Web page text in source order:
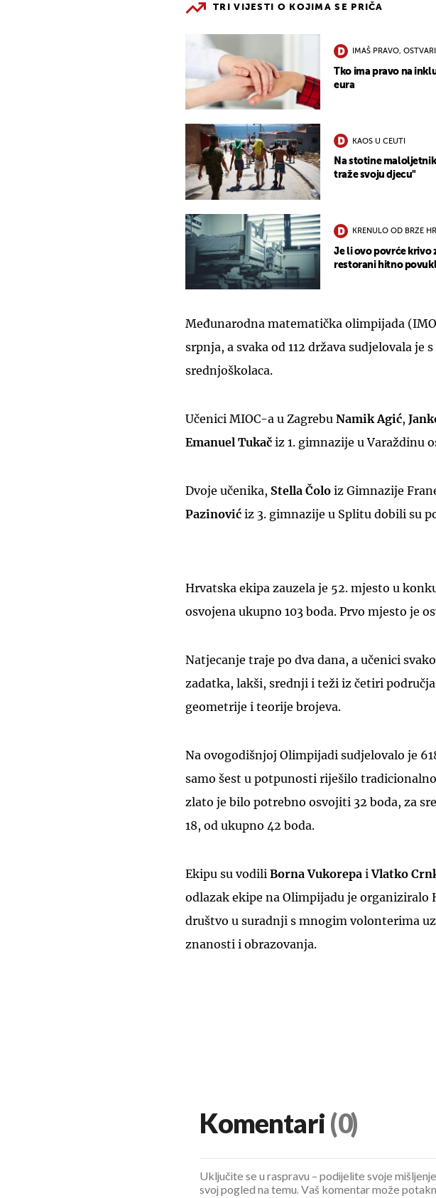
TRI VIJESTI O KOJIMA SE PRIČA
IMAŠ PRAVO,
Tko ima pravo na
eura
KAOS U CEUTI
Na stotine
traže svoju djecu"
KRENULO OD BRZE
Je li ovo povrće krivo
restorani hitno
Međunarodna matematička olimpijada
srpnja, a svaka od 112 država sudjelovala je
srednjoškolaca.
Učenici MIOC-a u Zagrebu Namik Agić,
Emanuel Tukač iz 1. gimnazije u Varaždinu
Dvoje učenika, Stella Čolo iz Gimnazije
Pazinović iz 3. gimnazije u Splitu dobili su
Hrvatska ekipa zauzela je 52. mjesto u
osvojena ukupno 103 boda. Prvo mjesto je
Natjecanje traje po dva dana, a učenici
zadatka, lakši, srednji i teži iz četiri
geometrije i teorije brojeva.
Na ovogodišnjoj Olimpijadi sudjelovalo je
samo šest u potpunosti riješilo
zlato je bilo potrebno osvojiti 32 boda, za
18, od ukupno 42 boda.
Ekipu su vodili Borna Vukorepa iVlatko
odlazak ekipe na Olimpijadu je organiziralo
društvo u suradnji s mnogim volonterima
znanosti i obrazovanja.
Komentari (0)
Uključite se u raspravu – podijelite svoje
svoj pogled na temu. Vaš komentar može